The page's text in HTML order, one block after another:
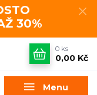
30%
Menu
0 ks
0,00 Kč